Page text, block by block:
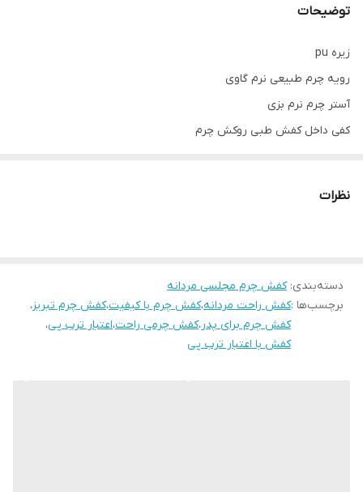
توضیحات
زیره pu
رویه چرم طبیعی نرم گاوی
آستر چرم نرم بزی
کفی داخل کفش طبی روکش چرم
کیفیت عالی با ضمانت بی قید و شرط
نظرات
دسته‌بندی:کفش چرم مجلسی مردانه
برچسب‌ها :کفش راحت مردانه،کفش چرم با کیفیت،کفش چرم تبریز،
کفش چرم برای پدر،کفش چرمی راحت،اعتبار ترب پی،
کفش با اعتبار ترب پی